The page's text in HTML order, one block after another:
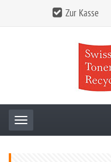
Zur Kasse
Toggle navigation